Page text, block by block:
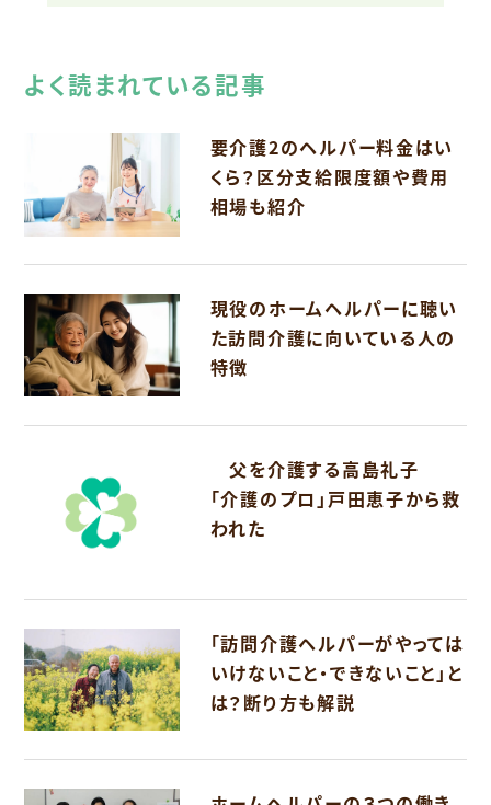
よく読まれている記事
要介護2のヘルパー料金はい
くら？区分支給限度額や費用
相場も紹介
現役のホームヘルパーに聴い
た訪問介護に向いている人の
特徴
父を介護する高島礼子
「介護のプロ」戸田恵子から救
われた
「訪問介護ヘルパーがやっては
いけないこと・できないこと」と
は？断り方も解説